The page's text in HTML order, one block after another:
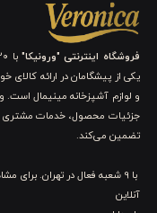
می‌کند و جلوه‌ای درخشان
یا نور سقفی سرویس
باعث می‌شود محیط
معمولاً در محصولات
حتی یک سرویس ساده هم
رنگ قرمز جسور و
فروشگاه اینترنتی "ورونیکا"
یکی از پیشگامان در ارائه
و لوازم آشپزخانه مینیمال است.
جزئیات محصول، خدمات مشتری
تضمین می‌کند.
با 9 شعبه فعال در تهران. برای مشاهده آدرس
آنلاین